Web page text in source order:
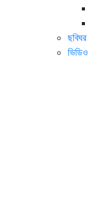
ছবিঘর
ভিডিও